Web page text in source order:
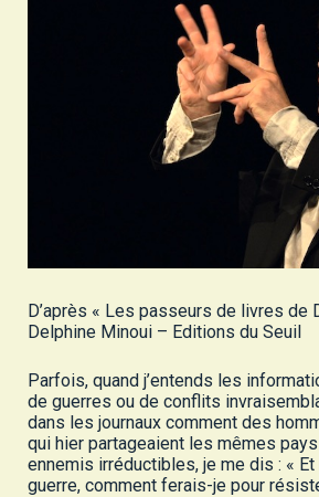
D’après « Les passeurs de livres de
Delphine Minoui – Editions du Seuil
Parfois, quand j’entends les
de guerres ou de conflits
dans les journaux comment des
qui hier partageaient les mêmes pays
ennemis irréductibles, je me dis : « Et
guerre, comment ferais-je pour